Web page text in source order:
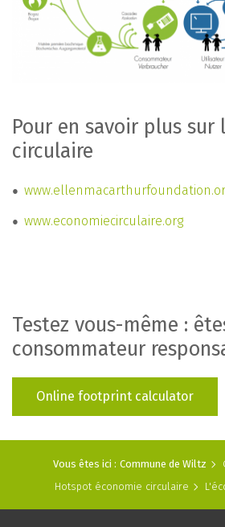
Pour en savoir plus sur
circulaire
www.economiecirculaire.org
Testez vous-même :
consommateur
Online footprint calculator
Vous êtes ici : Commune de Wiltz
Hotspot économie circulaire